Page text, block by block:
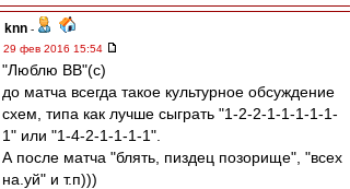
knn -
29 фев 2016 15:54
"Люблю ВВ"(с)
до матча всегда такое культурное обсуждение
схем, типа как лучше сыграть "1-2-2-1-1-1-1-1-
1" или "1-4-2-1-1-1-1".
А после матча "блять, пиздец позорище", "всех
на.уй" и т.п)))